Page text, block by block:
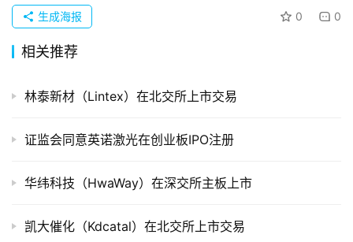
并
购
组
公
市
创
登录 0 0
生成海报
相关推荐
林泰新材（Lintex）在北交所上市交易
证监会同意英诺激光在创业板IPO注册
华纬科技（HwaWay）在深交所主板上市
凯大催化（Kdcatal）在北交所上市交易